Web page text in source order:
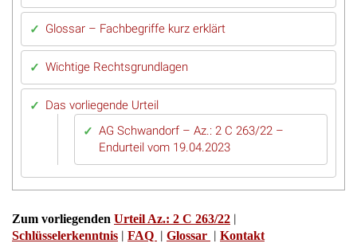
Glossar – Fachbegriffe kurz erklärt
Wichtige Rechtsgrundlagen
Das vorliegende Urteil
AG Schwandorf – Az.: 2 C 263/22 –
Endurteil vom 19.04.2023
Zum vorliegenden Urteil Az.: 2 C 263/22 |
Schlüsselerkenntnis | FAQ | Glossar | Kontakt